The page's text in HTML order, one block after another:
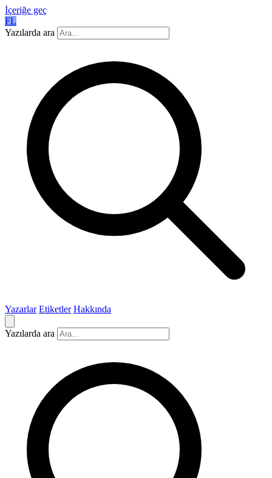
İçeriğe geç
FL
Yazılarda ara
Yazarlar Etiketler Hakkında
Yazılarda ara